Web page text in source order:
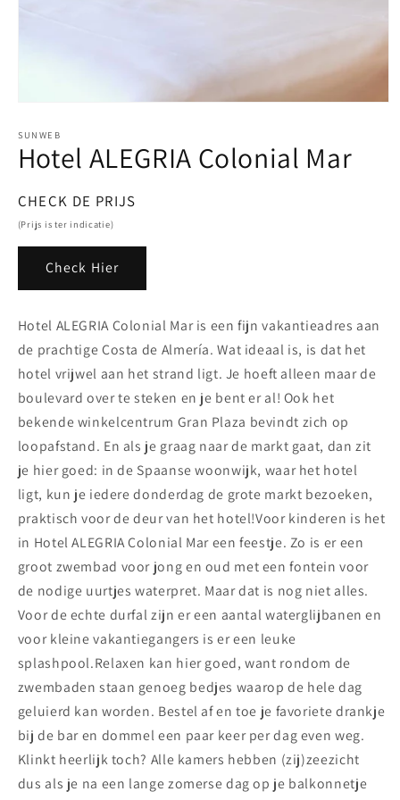
openen
in
modaal
SUNWEB
Hotel ALEGRIA Colonial Mar
Normale
prijs
CHECK DE PRIJS
(Prijs is ter indicatie)
Check Hier
Hotel ALEGRIA Colonial Mar is een fijn vakantieadres aan
de prachtige Costa de Almería. Wat ideaal is, is dat het
hotel vrijwel aan het strand ligt. Je hoeft alleen maar de
boulevard over te steken en je bent er al! Ook het
bekende winkelcentrum Gran Plaza bevindt zich op
loopafstand. En als je graag naar de markt gaat, dan zit
je hier goed: in de Spaanse woonwijk, waar het hotel
ligt, kun je iedere donderdag de grote markt bezoeken,
praktisch voor de deur van het hotel!Voor kinderen is het
in Hotel ALEGRIA Colonial Mar een feestje. Zo is er een
groot zwembad voor jong en oud met een fontein voor
de nodige uurtjes waterpret. Maar dat is nog niet alles.
Voor de echte durfal zijn er een aantal waterglijbanen en
voor kleine vakantiegangers is er een leuke
splashpool.Relaxen kan hier goed, want rondom de
zwembaden staan genoeg bedjes waarop de hele dag
geluierd kan worden. Bestel af en toe je favoriete drankje
bij de bar en dommel een paar keer per dag even weg.
Klinkt heerlijk toch? Alle kamers hebben (zij)zeezicht
dus als je na een lange zomerse dag op je balkonnetje